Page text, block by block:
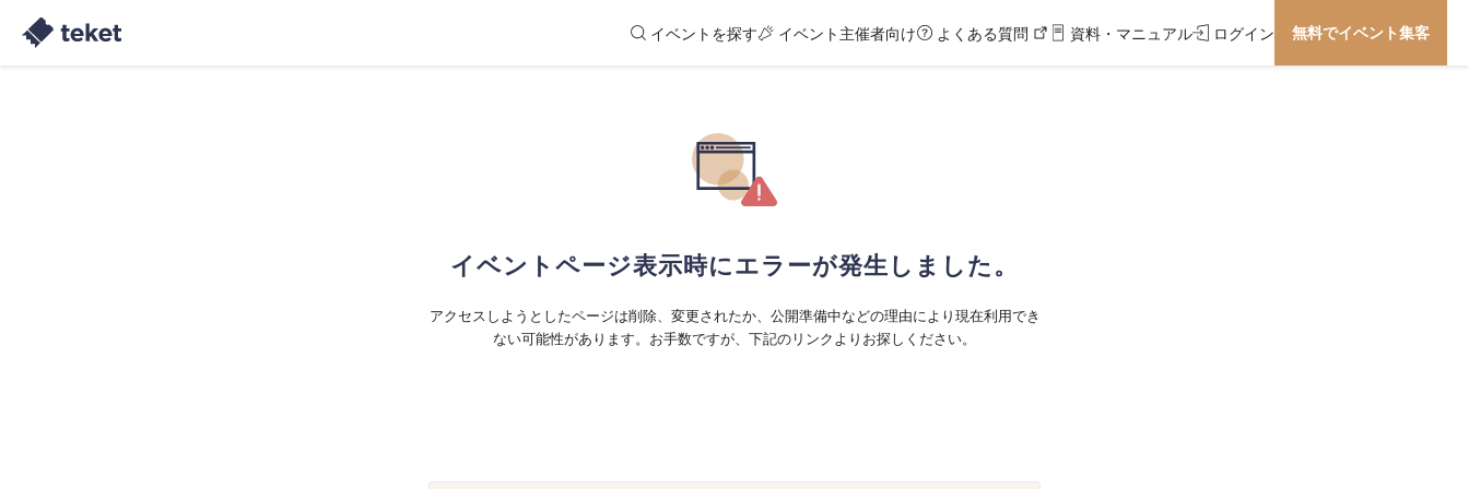
イベントを探す イベント主催者向け よくある質問 資料・マニュアル ログイン 無料でイベント集客
イベントページ表示時にエラーが発生しました。
アクセスしようとしたページは削除、変更されたか、公開準備中などの理由により現在利用でき
ない可能性があります。お手数ですが、下記のリンクよりお探しください。